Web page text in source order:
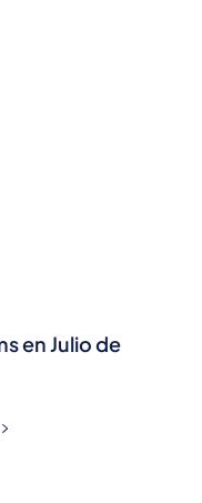
en Julio de